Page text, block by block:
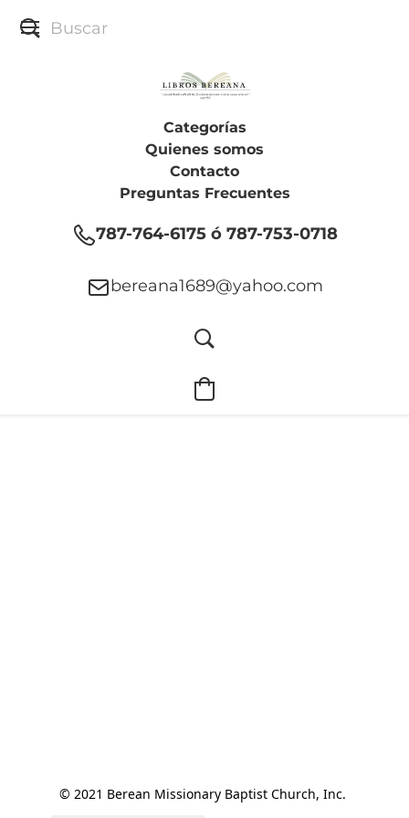
Categorías
Quienes somos
Contacto
Preguntas Frecuentes
787-764-6175 ó 787-753-0718
bereana1689@yahoo.com
© 2021 Berean Missionary Baptist Church, Inc.